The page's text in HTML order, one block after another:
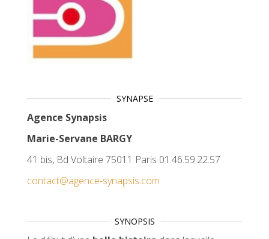
SYNAPSE
Agence Synapsis
Marie-Servane BARGY
41 bis, Bd Voltaire 75011 Paris 01.46.59.22.57
contact@agence-synapsis.com
SYNOPSIS